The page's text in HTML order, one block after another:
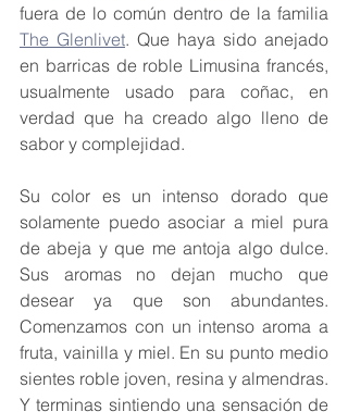
The Glenlivet. Que haya sido anejado
en barricas de roble Limusina francés,
usualmente usado para coñac, en
verdad que ha creado algo lleno de
sabor y complejidad.
Su color es un intenso dorado que
solamente puedo asociar a miel pura
de abeja y que me antoja algo dulce.
Sus aromas no dejan mucho que
desear ya que son abundantes.
Comenzamos con un intenso aroma a
fruta, vainilla y miel. En su punto medio
sientes roble joven, resina y almendras.
Y terminas sintiendo una sensación de